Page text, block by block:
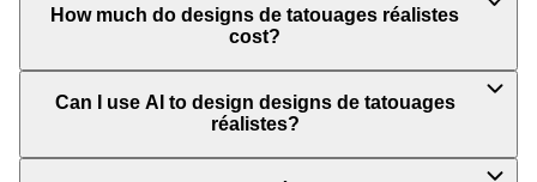
How much do designs de tatouages réalistes
cost?
Can I use AI to design designs de tatouages
réalistes?